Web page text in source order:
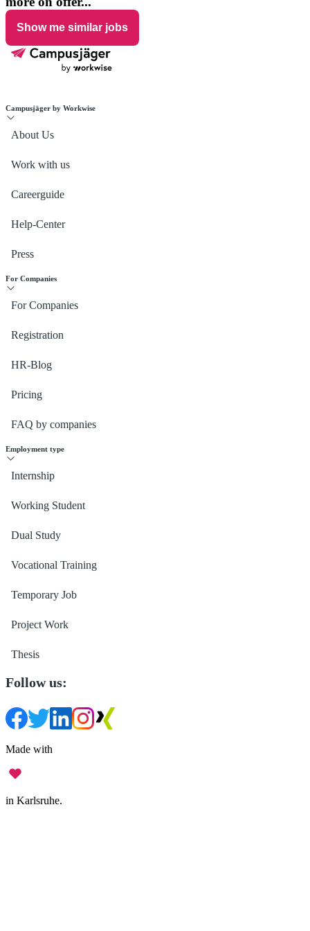
navigator from theFederal Foreign Office
help center may support you during the application process.
Show me similar jobs
Campusjäger by Workwise
About Us
Work with us
Careerguide
Help-Center
Press
For Companies
For Companies
Registration
HR-Blog
Pricing
FAQ by companies
Employment type
Internship
Working Student
Dual Study
Vocational Training
Temporary Job
Project Work
Thesis
Follow us:
Made with
in Karlsruhe.